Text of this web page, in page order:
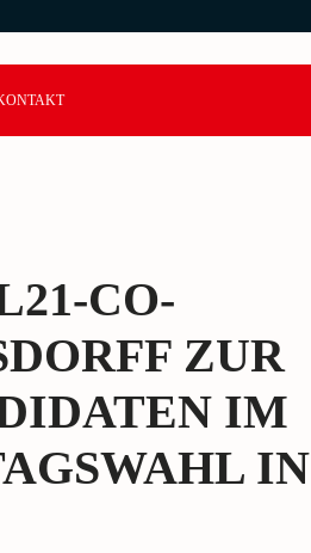
CO-
ZUR
IM
IN